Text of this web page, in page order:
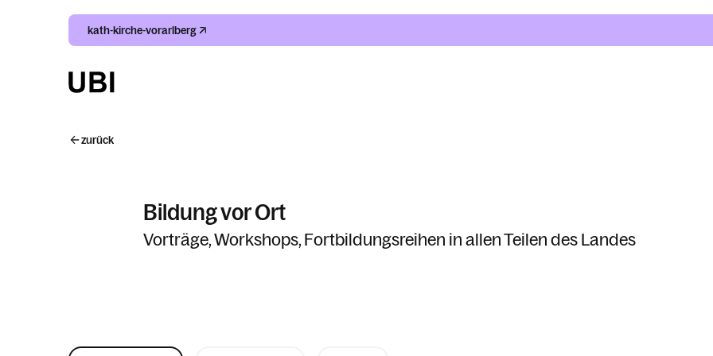
kath-kirche-vorarlberg
zurück
Bildung vor Ort
Vorträge, Workshops, Fortbildungsreihen in allen Teilen des Landes